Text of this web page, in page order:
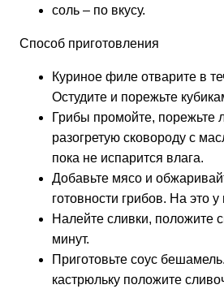
соль – по вкусу.
Способ приготовления
Куриное филе отварите в
Остудите и порежьте
Грибы промойте, порежьте
разогретую сковороду с
пока не испарится влага.
Добавьте мясо и
готовности грибов. На это
Налейте сливки, положите
минут.
Приготовьте соус
кастрюльку положите